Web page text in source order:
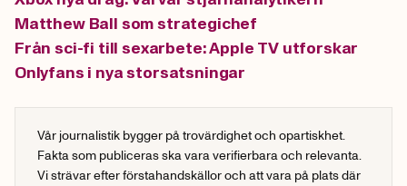
Matthew Ball som strategichef
Från sci-fi till sexarbete: Apple TV utforskar
Onlyfans i nya storsatsningar
Vår journalistik bygger på trovärdighet och opartiskhet.
Fakta som publiceras ska vara verifierbara och relevanta.
Vi strävar efter förstahandskällor och att vara på plats där